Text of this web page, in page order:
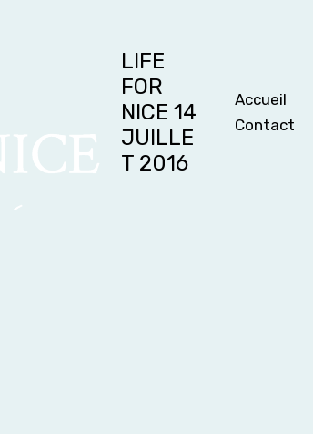
LIFE
FOR
NICE 14
JUILLE
T 2016
Accueil
Contact